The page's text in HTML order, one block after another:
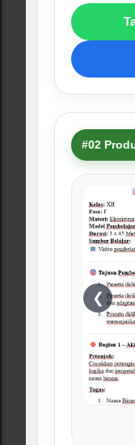
Modul
RPM ini
hayati,
serta
Kenapa
Materi
didik.